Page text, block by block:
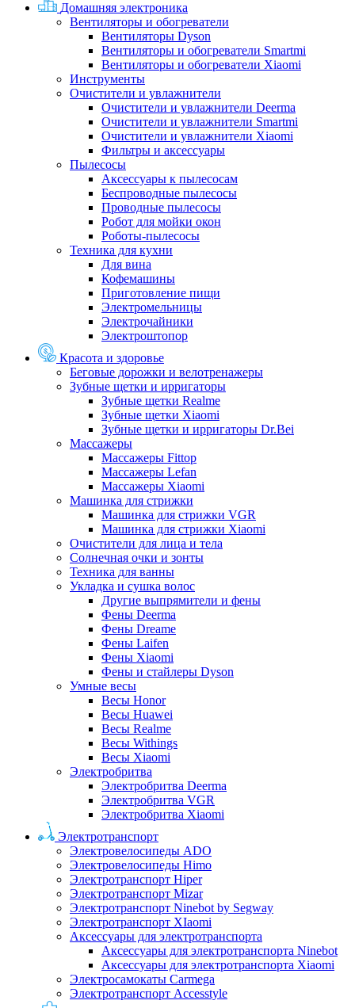
Домашняя электроника
Вентиляторы и обогреватели
Вентиляторы Dyson
Вентиляторы и обогреватели Smartmi
Вентиляторы и обогреватели Xiaomi
Инструменты
Очистители и увлажнители
Очистители и увлажнители Deerma
Очистители и увлажнители Smartmi
Очистители и увлажнители Xiaomi
Фильтры и аксессуары
Пылесосы
Аксессуары к пылесосам
Беспроводные пылесосы
Проводные пылесосы
Робот для мойки окон
Роботы-пылесосы
Техника для кухни
Для вина
Кофемашины
Приготовление пищи
Электромельницы
Электрочайники
Электроштопор
Красота и здоровье
Беговые дорожки и велотренажеры
Зубные щетки и ирригаторы
Зубные щетки Realme
Зубные щетки Xiaomi
Зубные щетки и ирригаторы Dr.Bei
Массажеры
Массажеры Fittop
Массажеры Lefan
Массажеры Xiaomi
Машинка для стрижки
Машинка для стрижки VGR
Машинка для стрижки Xiaomi
Очистители для лица и тела
Солнечная очки и зонты
Техника для ванны
Укладка и сушка волос
Другие выпрямители и фены
Фены Deerma
Фены Dreame
Фены Laifen
Фены Xiaomi
Фены и стайлеры Dyson
Умные весы
Весы Honor
Весы Huawei
Весы Realme
Весы Withings
Весы Xiaomi
Электробритва
Электробритва Deerma
Электробритва VGR
Электробритва Xiaomi
Электротранспорт
Электровелосипеды ADO
Электровелосипеды Himo
Электротранспорт Hiper
Электротранспорт Mizar
Электротранспорт Ninebot by Segway
Электротранспорт XIaomi
Аксессуары для электротранспорта
Аксессуары для электротранспорта Ninebot
Аксессуары для электротранспорта Xiaomi
Электросамокаты Carmega
Электротранспорт Accesstyle